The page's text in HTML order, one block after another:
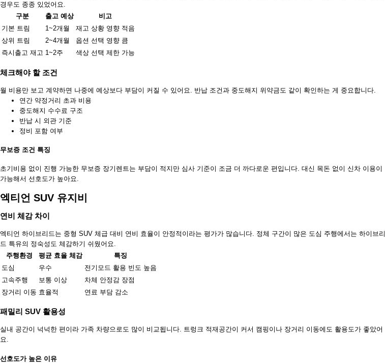
경우도 종종 있었어요.
구분
출고 예상
비고
기본 트림
1~2개월
재고 상황 영향 적음
상위 트림
2~4개월
옵션 선택 영향 큼
즉시출고 재고 1~2주 색상 선택 제한 가능
체크해야 할 조건
월 비용만 보고 계약하면 나중에 예상보다 부담이 커질 수 있어요. 반납 조건과 중도해지 위약금도 같이 확인하는 게 중요합니다.
연간 약정거리 초과 비용
중도해지 수수료 구조
반납 시 외관 기준
정비 포함 여부
무보증 조건 특징
초기비용 없이 진행 가능한 무보증 장기렌트는 부담이 적지만 심사 기준이 조금 더 까다로운 편입니다. 대신 목돈 없이 신차 이용이
가능해서 선호도가 높아요.
엑티언 SUV 유지비
연비 체감 차이
엑티언 하이브리드는 중형 SUV 체급 대비 연비 효율이 안정적이라는 평가가 많습니다. 정체 구간이 많은 도심 주행에서는 하이브리
드 특유의 정숙성도 체감하기 쉬웠어요.
주행환경
평균 효율 체감
특징
도심
우수
전기모드 활용 빈도 높음
고속주행
보통 이상
차체 안정감 장점
장거리 이동 효율적 연료 부담 감소
패밀리 SUV 활용성
실내 공간이 넉넉한 편이라 가족 차량으로도 많이 비교됩니다. 트렁크 적재공간이 커서 캠핑이나 장거리 이동에도 활용도가 좋았어
요.
선호도가 높은 이유